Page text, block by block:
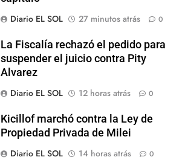
Diario EL SOL
27 minutos atrás 0
La Fiscalía rechazó el pedido para
suspender el juicio contra Pity
Alvarez
Diario EL SOL
12 horas atrás 0
Kicillof marchó contra la Ley de
Propiedad Privada de Milei
Diario EL SOL
14 horas atrás 0